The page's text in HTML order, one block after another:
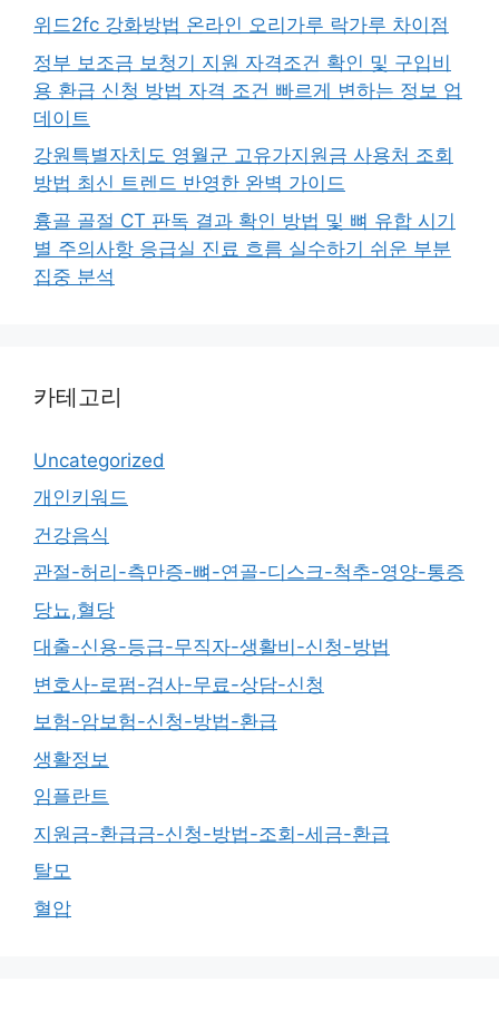
위드2fc 강화방법 온라인 오리가루 락가루 차이점
정부 보조금 보청기 지원 자격조건 확인 및 구입비
용 환급 신청 방법 자격 조건 빠르게 변하는 정보 업
데이트
강원특별자치도 영월군 고유가지원금 사용처 조회
방법 최신 트렌드 반영한 완벽 가이드
흉골 골절 CT 판독 결과 확인 방법 및 뼈 유합 시기
별 주의사항 응급실 진료 흐름 실수하기 쉬운 부분
집중 분석
카테고리
Uncategorized
개인키워드
건강음식
관절-허리-측만증-뼈-연골-디스크-척추-영양-통증
당뇨,혈당
대출-신용-등급-무직자-생활비-신청-방법
변호사-로펌-검사-무료-상담-신청
보험-암보험-신청-방법-환급
생활정보
임플란트
지원금-환급금-신청-방법-조회-세금-환급
탈모
혈압